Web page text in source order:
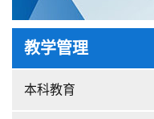
教学管理
本科教育